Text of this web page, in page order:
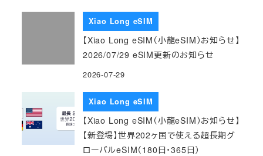
Xiao Long eSIM
【Xiao Long eSIM（小龍eSIM）お知らせ】
2026/07/29 eSIM更新のお知らせ
2026-07-29
Xiao Long eSIM
【Xiao Long eSIM（小龍eSIM）お知らせ】
【新登場】世界202ヶ国で使える超長期グ
ローバルeSIM（180日・365日）